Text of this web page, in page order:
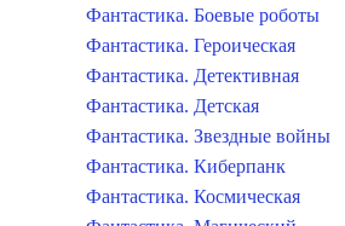
Фантастика. Боевые роботы
Фантастика. Героическая
Фантастика. Детективная
Фантастика. Детская
Фантастика. Звездные войны
Фантастика. Киберпанк
Фантастика. Космическая